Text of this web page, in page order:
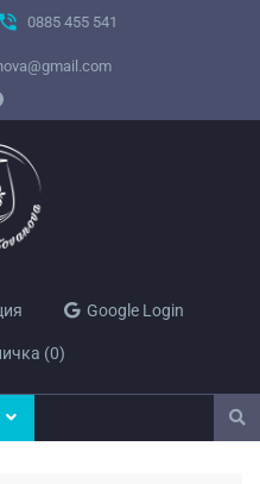
phone_in_talk 0885 455 541
Google Login
(0)